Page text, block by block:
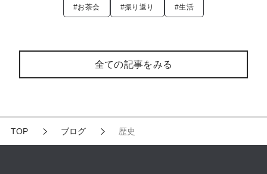
#お茶会 #振り返り #生活
全ての記事をみる
TOP ブログ 歴史